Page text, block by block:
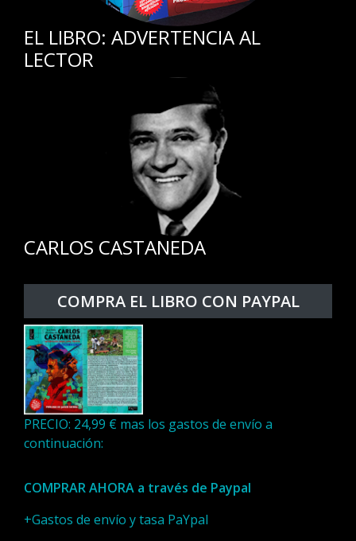
EL LIBRO: ADVERTENCIA AL
LECTOR
CARLOS CASTANEDA
COMPRA EL LIBRO CON PAYPAL
PRECIO: 24,99 € mas los gastos de envío a
continuación:
COMPRAR AHORA a través de Paypal
+Gastos de envío y tasa PaYpal